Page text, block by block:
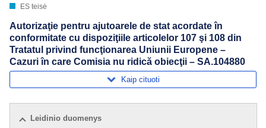
ES teisė
Autorizaţie pentru ajutoarele de stat acordate în
conformitate cu dispoziţiile articolelor 107 şi 108 din
Tratatul privind funcţionarea Uniunii Europene –
Cazuri în care Comisia nu ridică obiecţii – SA.104880
Kaip cituoti
Leidinio duomenys